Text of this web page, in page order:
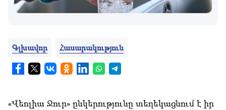
Գլխավոր Հասարակություն
«Վեոլիա Ջուր» ընկերությունը տեղեկացնում է իր